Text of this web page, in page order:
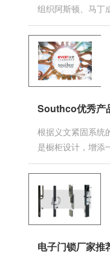
组织阿斯顿、马丁
Southco优秀产
根据义文紧固系统
是橱柜设计，增添
电子门锁厂家推